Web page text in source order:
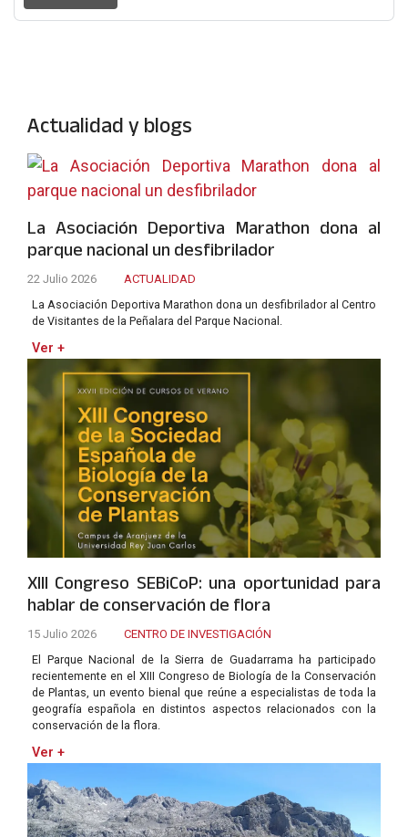
Actualidad y blogs
La Asociación Deportiva Marathon dona al
parque nacional un desfibrilador
22 Julio 2026
ACTUALIDAD
La Asociación Deportiva Marathon dona un desfibrilador al Centro
de Visitantes de la Peñalara del Parque Nacional.
Ver +
XIII Congreso SEBiCoP: una oportunidad para
hablar de conservación de flora
15 Julio 2026
CENTRO DE INVESTIGACIÓN
El Parque Nacional de la Sierra de Guadarrama ha participado
recientemente en el XIII Congreso de Biología de la Conservación
de Plantas, un evento bienal que reúne a especialistas de toda la
geografía española en distintos aspectos relacionados con la
conservación de la flora.
Ver +